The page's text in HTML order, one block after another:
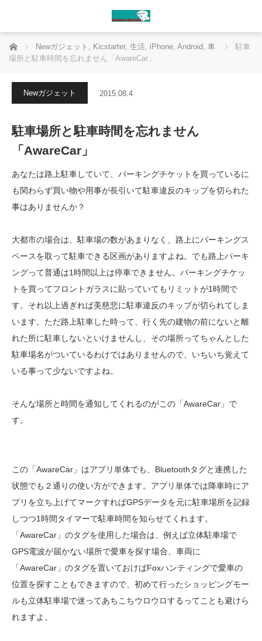
ホーム Newガジェット , Kicstarter, 生活, iPhone, Android, 車
駐車
場所と駐車時間を忘れません「AwareCar」
Newガジェット 2015.08.4
駐車場所と駐車時間を忘れません
「AwareCar」
あなたは路上駐車していて、パーキングチケットを買っているに
も関わらず買い物や用事が長引いて駐車違反のキップを切られた
事はありませんか？
大都市の場合は、駐車場の数があまりなく、路上にパーキングス
ペースを取って駐車できる区画がありますよね。でも路上パーキ
ングって普通は1時間以上は停車できません。パーキングチケッ
トを買ってフロントガラスに貼っていてもリミットが1時間で
す。それ以上過ぎれば美慈悲に駐車違反のキップが切られてしま
います。ただ路上駐車した時って、行く先の建物の前にないと離
れた所に駐車しないといけませんし、その場所ってちゃんとした
駐車場名がついているわけではありませんので、いちいち覚えて
いる事って少ないですよね。
そんな場所と時間を通知してくれるのがこの「AwareCar」で
す。
この「AwareCar」はアプリ単体でも、Bluetoothタグと連携した
状態でも２通りの使い方ができます。アプリ単体では降車時にア
プリを立ち上げてマークすればGPSデータを元に駐車場所を記録
しつつ1時間タイマーで駐車時間を知らせてくれます。
「AwareCar」のタグを使用した場合は、例えば立体駐車場で
GPS電波が届かない場所で愛車を探す場合、車両に
「AwareCar」のタグを置いておけばFoxハンティングで愛車の
位置を探すこともできますので、初めて行ったショッピングモー
ルも立体駐車場で迷ってあちこちウロウロするってことも避けら
れますよ。